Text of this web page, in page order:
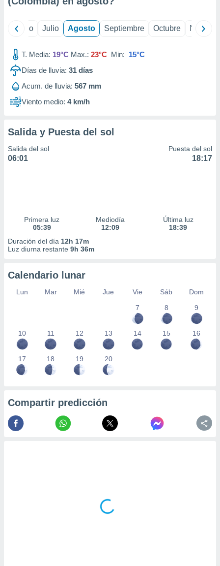
mediante
publicidad
publicidad
1199
Junio Julio Agosto Septiembre Octubre
T. Media: 19°C Max.: 23°C Min: 15°C
Días de lluvia: 31 días
Acum. de lluvia: 567 mm
Viento medio: 4 km/h
Salida y Puesta del sol
Salida del sol
06:01
Puesta del sol
18:17
Primera luz
05:39
Mediodía
12:09
Última luz
18:39
Duración del día 12h 17m
Luz diurna restante 9h 36m
Calendario lunar
Lun Mar Mié Jue Vie Sáb
Dom
7
8 9
10 11 12 13 14 15 16
17 18 19 20
Compartir predicción